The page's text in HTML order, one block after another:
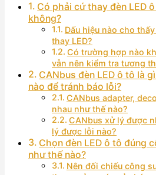
Có phải cứ thay đèn LED
không?
Dấu hiệu nào cho
thay LED?
Có trường hợp nào
vẫn nên kiểm tra tương
CANbus đèn LED ô tô là
nào để tránh báo lỗi?
CANbus adapter,
nhau như thế nào?
CANbus xử lý được
lý được lỗi nào?
Chọn đèn LED ô tô đúng
như thế nào?
Nên đối chiếu công